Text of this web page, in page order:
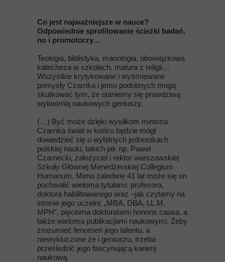
Co jest najważniejsze w nauce?
Odpowiednie sprofilowanie ścieżki badań,
no i promotorzy…
Teologia, biblistyka, mariologia, obowiązkowa
katecheza w szkołach, matura z religii…
Wszystkie krytykowane i wyśmiewane
pomysły Czarnka i jemu podobnych mogą
skutkować tym, że staniemy się prawdziwą
wytwórnią naukowych geniuszy.
(…) Być może dzięki wysiłkom ministra
Czarnka świat w końcu będzie mógł
dowiedzieć się o wybitnych jednostkach
polskiej nauki, takich jak np. Paweł
Czarnecki, założyciel i rektor warszawskiej
Szkoły Głównej Menedżerskiej Collegium
Humanum. Mimo zaledwie 41 lat może się on
pochwalić wieloma tytułami: profesora,
doktora habilitowanego oraz –jak czytamy na
stronie jego uczelni: „MBA, DBA, LL.M,
MPH”, pięcioma doktoratami honoris causa, a
także wieloma publikacjami naukowymi. Żeby
zrozumieć fenomen jego talentu, a
niewykluczone że i geniuszu, trzeba
prześledzić jego fascynującą karierę
naukową.